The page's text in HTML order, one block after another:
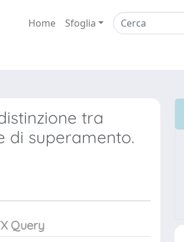
Home Sfoglia
tra
di superamento.